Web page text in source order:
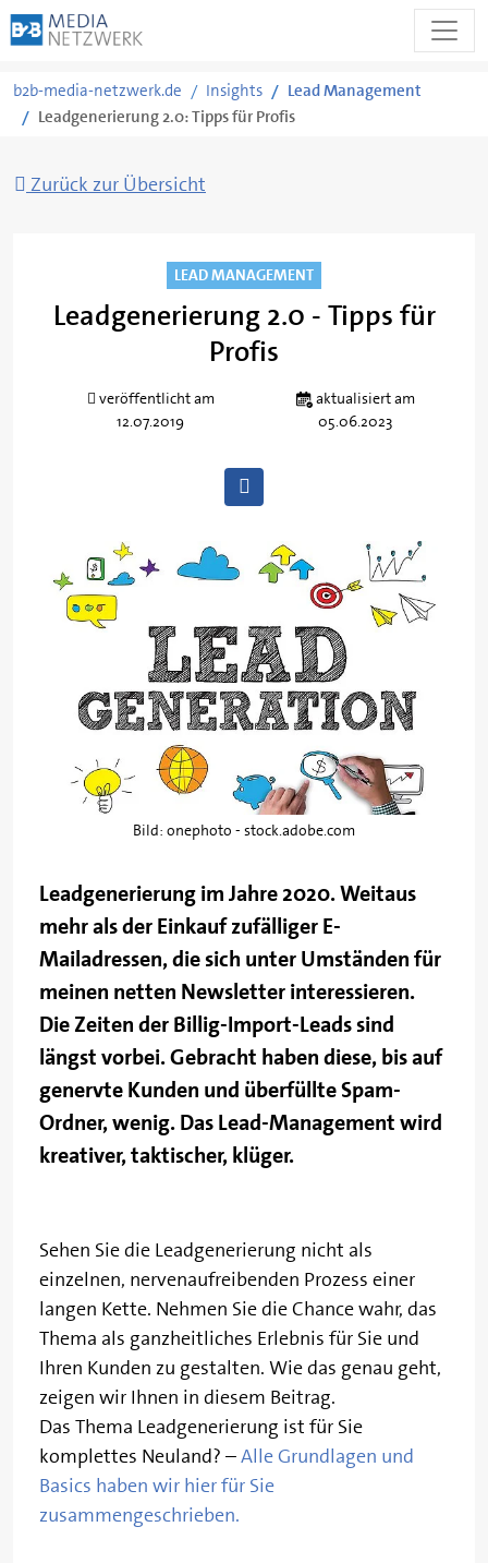
Inhalt
springen
b2b-media-netzwerk.de Insights
Lead Management
Leadgenerierung 2.0: Tipps für Profis
Zurück zur Übersicht
LEAD MANAGEMENT
Leadgenerierung 2.0 - Tipps für
Profis
Rita
veröffentlicht am
12.07.2019
aktualisiert am
05.06.2023
Bild: onephoto - stock.adobe.com
Leadgenerierung im Jahre 2020. Weitaus
mehr als der Einkauf zufälliger E-
Mailadressen, die sich unter Umständen für
meinen netten Newsletter interessieren.
Die Zeiten der Billig-Import-Leads sind
längst vorbei. Gebracht haben diese, bis auf
genervte Kunden und überfüllte Spam-
Ordner, wenig. Das Lead-Management wird
kreativer, taktischer, klüger.
Sehen Sie die Leadgenerierung nicht als
einzelnen, nervenaufreibenden Prozess einer
langen Kette. Nehmen Sie die Chance wahr, das
Thema als ganzheitliches Erlebnis für Sie und
Ihren Kunden zu gestalten. Wie das genau geht,
zeigen wir Ihnen in diesem Beitrag.
Das Thema Leadgenerierung ist für Sie
komplettes Neuland? –Alle Grundlagen und
Basics haben wir hier für Sie
zusammengeschrieben.